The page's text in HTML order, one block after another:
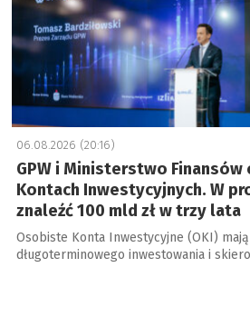
06.08.2026 (20:16)
GPW i Ministerstwo
Kontach Inwestycyjnych. W
znaleźć 100 mld zł w trzy lata
Osobiste Konta Inwestycyjne (OKI)
długoterminowego inwestowania i